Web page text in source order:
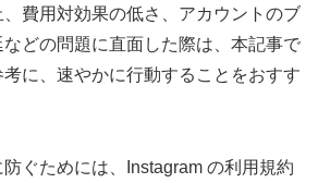
費用対効果の低さ、アカウントのブ
どの問題に直面した際は、本記事で
に、速やかに行動することをおすす
ぐためには、Instagram の利用規約